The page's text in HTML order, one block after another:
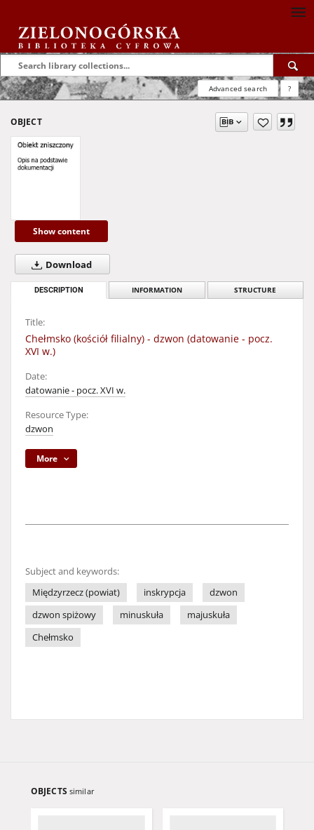
Advanced search ?
OBJECT
Show content
Download
DESCRIPTION INFORMATION STRUCTURE
Title:
Chełmsko (kościół filialny) - dzwon (datowanie - pocz.
XVI w.)
Date:
datowanie - pocz. XVI w.
Resource Type:
dzwon
More
Subject and keywords:
Międzyrzecz (powiat)
inskrypcja
dzwon
dzwon spiżowy
minuskuła
majuskuła
Chełmsko
OBJECTS similar